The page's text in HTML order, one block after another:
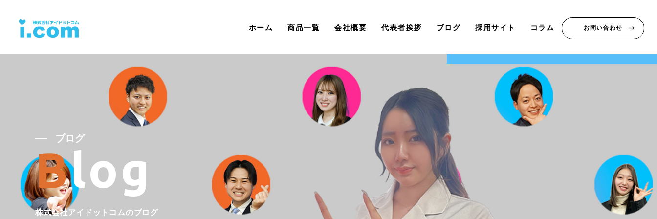
ホーム 商品一覧 会社概要 代表者挨拶 ブログ 採用サイト コラム お問い合わせ
ブログ
Blog
株式会社アイドットコムのブログ